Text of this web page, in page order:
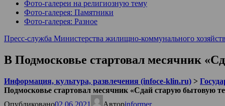
Фото-галереи на религиозную тему
Фото-галерея: Памятники
Фото-галерея: Разное
Пресс-служба Министерства жилищно-коммунального
В Подмосковье стартовал месячник
Информация, культура, развлечения (infoce-klin.ru) >
Подмосковье стартовал месячник «Сдай старую
Опубликовано02.06.2021 Авторinformer